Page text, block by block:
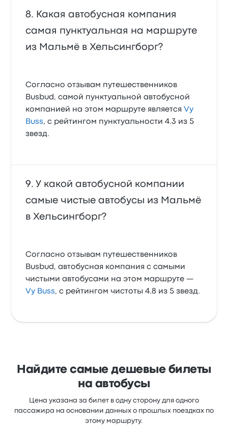
Какая автобусная компания
самая пунктуальная на маршруте
из Мальмё в Хельсингборг?
Согласно отзывам путешественников
Busbud, самой пунктуальной автобусной
компанией на этом маршруте является Vy
Buss, с рейтингом пунктуальности 4.3 из 5
звезд.
У какой автобусной компании
самые чистые автобусы из Мальмё
в Хельсингборг?
Согласно отзывам путешественников
Busbud, автобусная компания с самыми
чистыми автобусами на этом маршруте —
Vy Buss, с рейтингом чистоты 4.8 из 5 звезд.
Найдите самые дешевые билеты
на автобусы
Цена указана за билет в одну сторону для одного
пассажира на основании данных о прошлых поездках по
этому маршруту.